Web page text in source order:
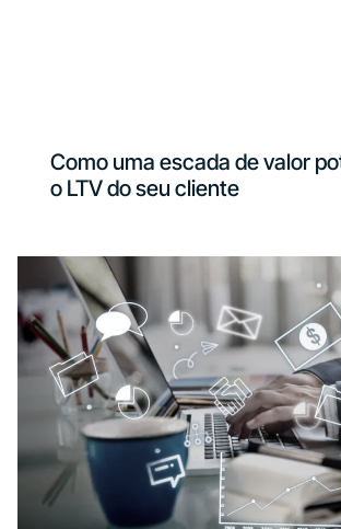
Como uma escada de valor
o LTV do seu cliente